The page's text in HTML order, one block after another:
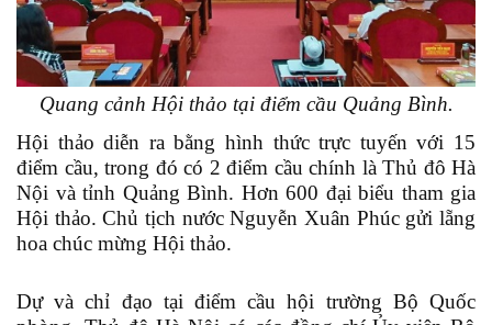
Quang cảnh Hội thảo tại điểm cầu Quảng Bình.
Hội thảo diễn ra bằng hình thức trực tuyến với 15
điểm cầu, trong đó có 2 điểm cầu chính là Thủ đô Hà
Nội và tỉnh Quảng Bình. Hơn 600 đại biểu tham gia
Hội thảo. Chủ tịch nước Nguyễn Xuân Phúc gửi lẵng
hoa chúc mừng Hội thảo.
Dự và chỉ đạo tại điểm cầu hội trường Bộ Quốc